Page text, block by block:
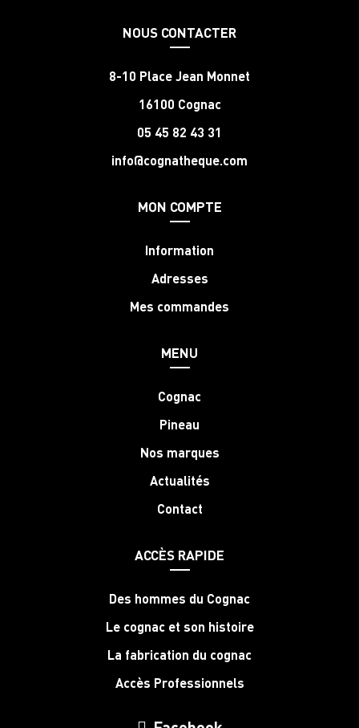
NOUS CONTACTER
8-10 Place Jean Monnet
16100 Cognac
05 45 82 43 31
info@cognatheque.com
MON COMPTE
Information
Adresses
Mes commandes
MENU
Cognac
Pineau
Nos marques
Actualités
Contact
ACCÈS RAPIDE
Des hommes du Cognac
Le cognac et son histoire
La fabrication du cognac
Accès Professionnels